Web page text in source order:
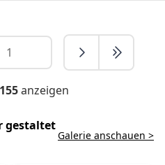
155anzeigen
gestaltet
Galerie anschauen >